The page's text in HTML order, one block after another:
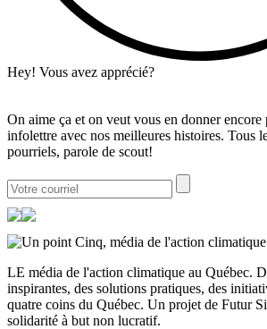
Hey! Vous avez apprécié?
On aime ça et on veut vous en donner encore
infolettre avec nos meilleures histoires. Tous
pourriels, parole de scout!
LE média de l'action climatique au Québec.
inspirantes, des solutions pratiques, des
quatre coins du Québec. Un projet de Futur
solidarité à but non lucratif.